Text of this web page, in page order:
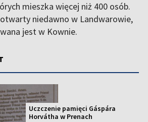
mieszka więcej niż 400 osób.
niedawno w Landwarowie,
jest w Kownie.
Uczczenie pamięci Gáspára
Horvátha w Prenach